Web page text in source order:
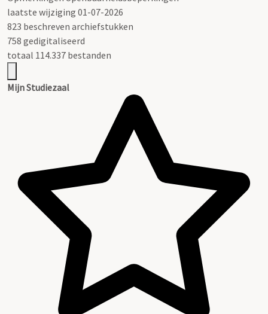
laatste wijziging 01-07-2026
823 beschreven archiefstukken
758 gedigitaliseerd
totaal 114.337 bestanden
Mijn Studiezaal